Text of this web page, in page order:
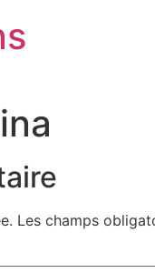
Les champs